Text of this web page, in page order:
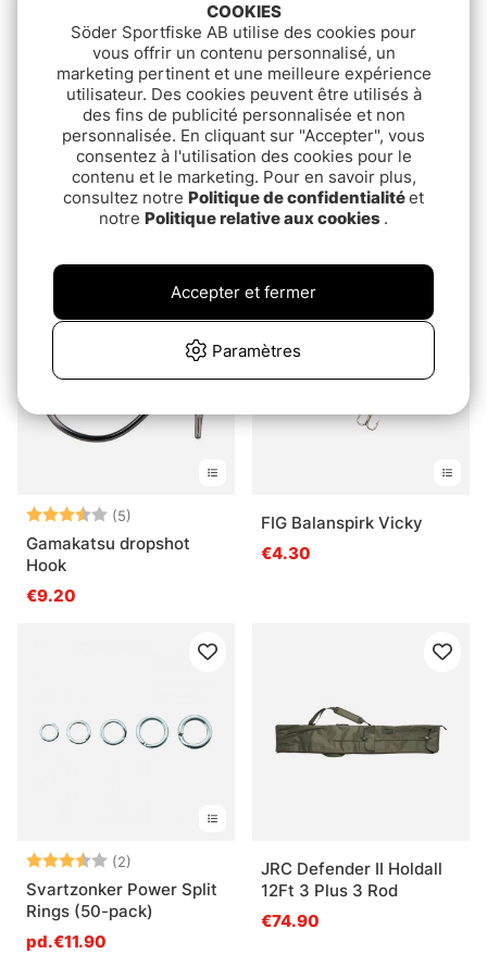
Savage Gear Digital
Note: (3)5.0 sur 5
Abu Garcia Neo Rod Bag
Note: (5)
Gamakatsu dropshot
Hook
€9.20
FIG Balanspirk Vicky
€4.30
Note: (2)
Svartzonker Power Split
Rings (50-pack)
pd.€11.90
JRC Defender II Holdall
12Ft 3 Plus 3 Rod
€74.90
COOKIES
Söder Sportfiske AB utilise des cookies pour
vous offrir un contenu personnalisé, un
marketing pertinent et une meilleure expérience
utilisateur. Des cookies peuvent être utilisés à
des fins de publicité personnalisée et non
personnalisée. En cliquant sur "Accepter", vous
consentez à l'utilisation des cookies pour le
contenu et le marketing. Pour en savoir plus,
consultez notre Politique de confidentialitéet
notre Politique relative aux cookies .
Paramètres
Accepter et fermer